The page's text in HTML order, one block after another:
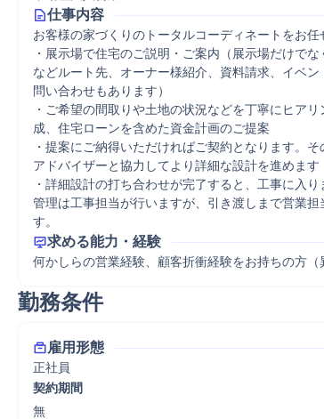
仕事内容
お客様の家づくりのトータルコーディネートをお任
・展示場で住宅のご説明・ご案内（展示場だけで
などルート先、オーナー様紹介、資料請求、イベ
問い合わせもあります）
・ご希望の間取りや土地の状況などを丁寧にヒア
成、住宅ローンを含めた資金計画のご提案
・提案にご納得いただければご契約となります。
アドバイザーと協力してより詳細な設計を進めます
・詳細設計の打ち合わせが完了すると、工事に入
管理は工事担当が行いますが、引き渡しまで営業担
求める能力・経験
何かしらの営業経験、顧客折衝経験をお持ちの方
勤務条件
雇用形態
正社員
契約期間
無